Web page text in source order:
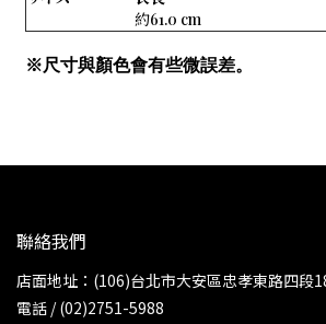
約61.0 cm
※尺寸與顏色會有些微誤差。
聯絡我們
店面地址：(106)台北市大安區忠孝東路四段
電話 / (02)2751-5988